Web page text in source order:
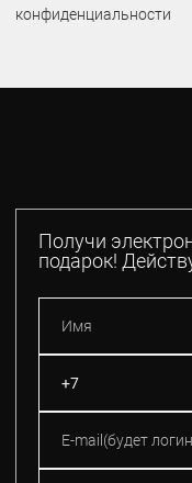
конфиденциальности
Получи
подарок!